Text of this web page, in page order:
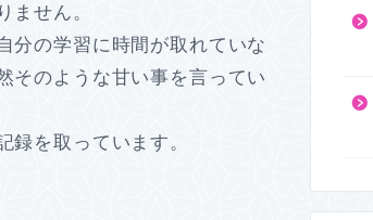
ません。
分の学習に時間が取れていな
そのような甘い事を言ってい
を取っています。